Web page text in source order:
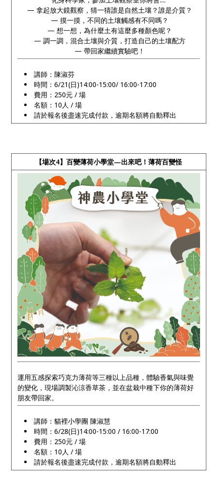
— 拿起放大鏡觀察，猜一猜誰是自然土壤？誰是介質？
— 摸一摸，不同的土壤觸感有不同嗎？
— 想一想，為什麼土有這麼多種顏色呢？
— 調一調，混合土壤與介質，打造自己的土壤配方
— 帶回家繼續實驗吧！
講師：陳淑芬
時間：6/21(日)14:00-15:00/ 16:00-17:00
費用：250元 / 場
名額：10人 / 場
請於報名後盡速完成付款，逾期名額將自動釋出
【場次4】百變薄荷小學堂—出來吧！薄荷百變怪
運用五感探索巧克力薄荷等三種以上品種，體驗香氣與味覺
的變化，現場調製沁涼香草茶，並在盆栽中種下你的薄荷好
朋友帶回家。
講師：貓裡小學團 陳淑慧
時間：6/28(日)14:00-15:00 / 16:00-17:00
費用：250元 / 場
名額：10人 / 場
請於報名後盡速完成付款，逾期名額將自動釋出